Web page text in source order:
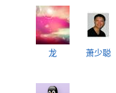
龙 萧少聪